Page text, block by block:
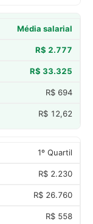
Média salarial
R$ 2.777
R$ 33.325
R$ 694
R$ 12,62
1º Quartil
R$ 2.230
R$ 26.760
R$ 558